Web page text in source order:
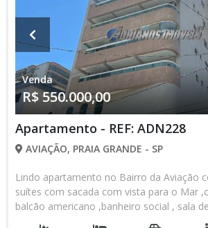
Venda
R$ 550.000,00
Apartamento - REF: ADN228
AVIAÇÃO, PRAIA GRANDE - SP
Lindo apartamento no Bairro da Aviação
suítes com sacada com vista para o Mar
balcão americano ,banheiro social , sala
gourmet , apto amplo e arejado . Prédio